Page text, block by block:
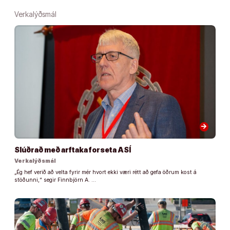
Verkalýðsmál
arrow_forward
Slúðrað með arftaka forseta ASÍ
Verkalýðsmál
„Ég hef verið að velta fyrir mér hvort ekki væri rétt að gefa öðrum kost á
stöðunni,“ segir Finnbjörn A. …